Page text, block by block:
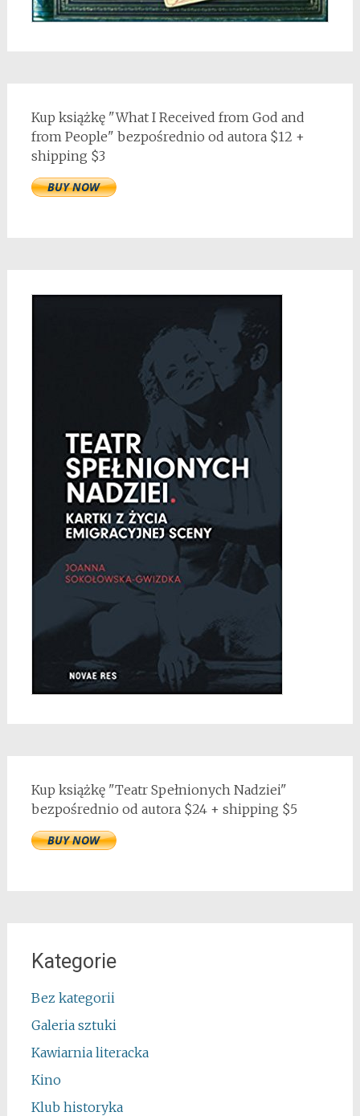
Kup książkę "What I Received from God and
from People" bezpośrednio od autora $12 +
shipping $3
Kup książkę "Teatr Spełnionych Nadziei"
bezpośrednio od autora $24 + shipping $5
Kategorie
Bez kategorii
Galeria sztuki
Kawiarnia literacka
Kino
Klub historyka